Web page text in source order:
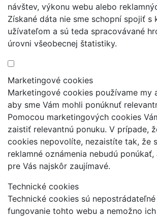
návštev, výkonu webu alebo
Získané dáta nie sme schopní spojiť s
užívateľom a sú teda spracovávané
úrovni všeobecnej štatistiky.
Marketingové cookies
Marketingové cookies používame my
aby sme Vám mohli ponúknuť
Pomocou marketingových cookies
zaistiť relevantnú ponuku. V prípade,
cookies nepovolíte, nezaistíte tak, že
reklamné oznámenia nebudú ponúkať,
pre Vás najskôr zaujímavé.
Technické cookies
Technické cookies sú
fungovanie tohto webu a nemožno